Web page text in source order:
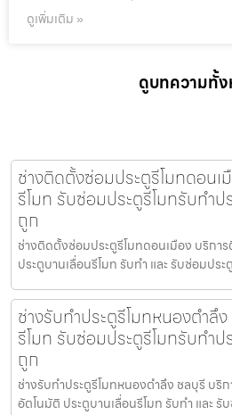
ดูเพิ่มเติม »
ดูบทความทั้
ช่างติดตั้งซ่อมประตูรีโมทดอน
รีโมท รับซ่อมประตูรีโมทรับทำป
ถูก
ช่างติดตั้งซ่อมประตูรีโมทดอนเมือง บริกา
ประตูบานเลื่อนรีโมท รับทำ และ รับซ่อมประ
ช่างรับทำประตูรีโมทหนองตำลึ
รีโมท รับซ่อมประตูรีโมทรับทำป
ถูก
ช่างรับทำประตูรีโมทหนองตำลึง ชลบุรี บริ
อัตโนมัติ ประตูบานเลื่อนรีโมท รับทำ และ รั